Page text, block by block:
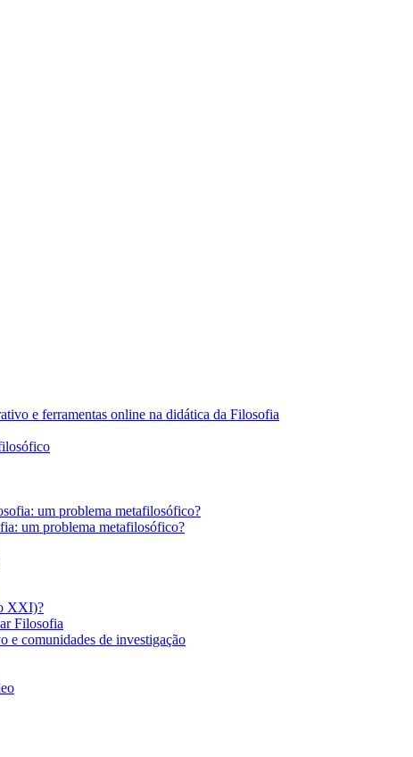
e ferramentas online na didática da Filosofia
um problema metafilosófico?
um problema metafilosófico?
XXI)?
Filosofia
e comunidades de investigação